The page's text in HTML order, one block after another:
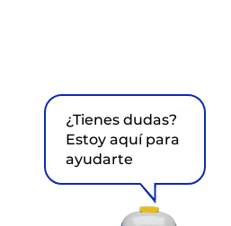
¿Tienes dudas?
Estoy aquí para
ayudarte